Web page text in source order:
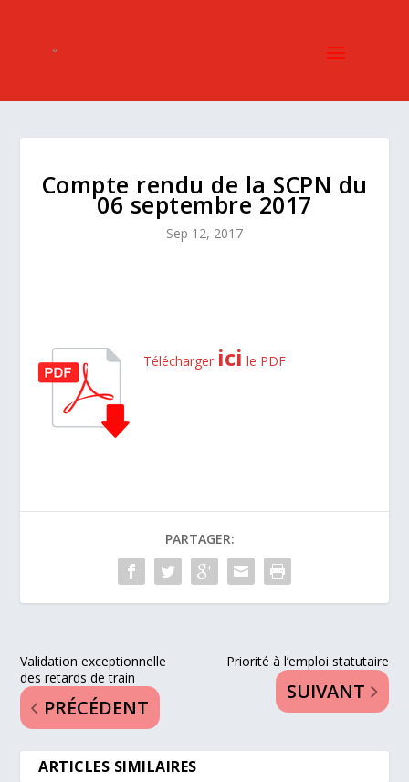
Compte rendu de la SCPN du
06 septembre 2017
Sep 12, 2017
Télécharger ici le PDF
PARTAGER:
Validation exceptionnelle
des retards de train
PRÉCÉDENT
Priorité à l’emploi statutaire
SUIVANT
ARTICLES SIMILAIRES